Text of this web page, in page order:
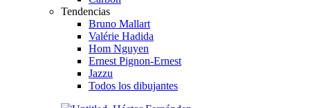
Tendencias
Bruno Mallart
Valérie Hadida
Hom Nguyen
Ernest Pignon-Ernest
Jazzu
Todos los dibujantes